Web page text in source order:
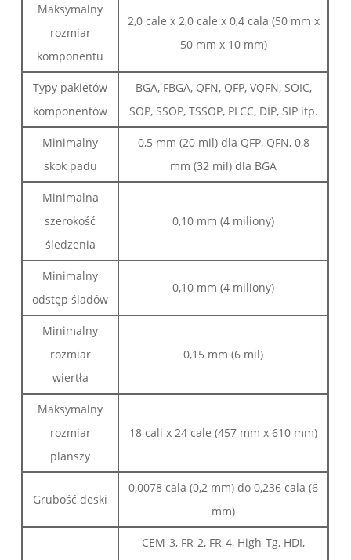
Maksymalny
rozmiar
komponentu
2,0 cale x 2,0 cale x 0,4 cala (50 mm x
50 mm x 10 mm)
Typy pakietów
komponentów
BGA, FBGA, QFN, QFP, VQFN, SOIC,
SOP, SSOP, TSSOP, PLCC, DIP, SIP itp.
Minimalny
skok padu
0,5 mm (20 mil) dla QFP, QFN, 0,8
mm (32 mil) dla BGA
Minimalna
szerokość
śledzenia
0,10 mm (4 miliony)
Minimalny
odstęp śladów
0,10 mm (4 miliony)
Minimalny
rozmiar
wiertła
0,15 mm (6 mil)
Maksymalny
rozmiar
planszy
18 cali x 24 cale (457 mm x 610 mm)
Grubość deski
0,0078 cala (0,2 mm) do 0,236 cala (6
mm)
CEM-3, FR-2, FR-4, High-Tg, HDI,